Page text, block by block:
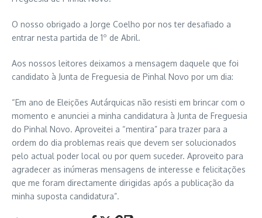
O nosso obrigado a Jorge Coelho por nos ter desafiado a
entrar nesta partida de 1º de Abril.
Aos nossos leitores deixamos a mensagem daquele que foi
candidato à Junta de Freguesia de Pinhal Novo por um dia:
“Em ano de Eleições Autárquicas não resisti em brincar com o
momento e anunciei a minha candidatura à Junta de Freguesia
do Pinhal Novo. Aproveitei a “mentira” para trazer para a
ordem do dia problemas reais que devem ser solucionados
pelo actual poder local ou por quem suceder. Aproveito para
agradecer as inúmeras mensagens de interesse e felicitações
que me foram directamente dirigidas após a publicação da
minha suposta candidatura”.